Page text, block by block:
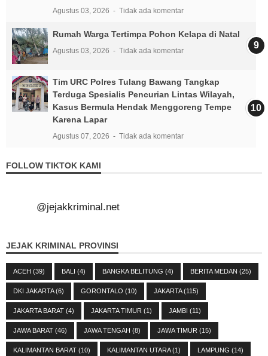
Agustus 03, 2026 Tidak ada komentar
Rumah Warga Tertimpa Pohon Kelapa di Natal
Agustus 03, 2026 Tidak ada komentar
Tim URC Polres Tulang Bawang Tangkap
Terduga Spesialis Pencurian Lintas Wilayah,
Kasus Bermula Hendak Menggoreng Tempe
Karena Lapar
Agustus 07, 2026 Tidak ada komentar
FOLLOW TIKTOK KAMI
@jejakkriminal.net
JEJAK KRIMINAL PROVINSI
ACEH (39) BALI (4) BANGKA BELITUNG (4) BERITA MEDAN (25)
DKI JAKARTA(6) GORONTALO (10) JAKARTA(115)
JAKARTA BARAT (4) JAKARTA TIMUR (1) JAMBI (11)
JAWA BARAT (46) JAWA TENGAH (8) JAWA TIMUR (15)
KALIMANTAN BARAT (10) KALIMANTAN UTARA(1) LAMPUNG (14)